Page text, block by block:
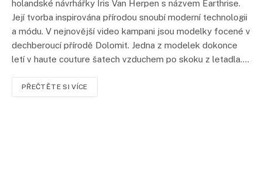
holandské návrhářky Iris Van Herpen s názvem Earthrise.
Její tvorba inspirována přírodou snoubí moderní technologii
a módu. V nejnovější video kampani jsou modelky focené v
dechberoucí přírodě Dolomit. Jedna z modelek dokonce
letí v haute couture šatech vzduchem po skoku z letadla.…
PŘEČTĚTE SI VÍCE